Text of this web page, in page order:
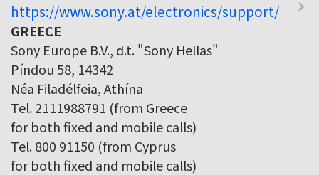
https://www.sony.at/electronics/support/
GREECE
Sony Europe B.V., d.t. "Sony Hellas"
Píndou 58, 14342
Néa Filadélfeia, Athína
Tel. 2111988791 (from Greece
for both fixed and mobile calls)
Tel. 800 91150 (from Cyprus
for both fixed and mobile calls)